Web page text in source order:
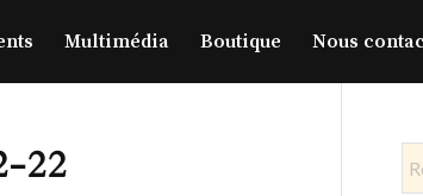
Multimédia Boutique Nous
22